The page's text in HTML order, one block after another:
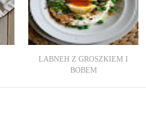
LABNEH Z GROSZKIEM I
BOBEM